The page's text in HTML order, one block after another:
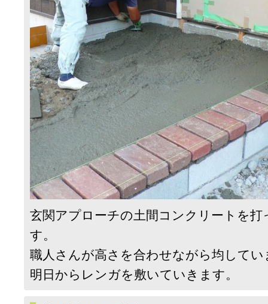
玄関アプローチの土間コンクリートを
す。
職人さんが高さを合わせながら均してい
明日からレンガを敷いていきます。